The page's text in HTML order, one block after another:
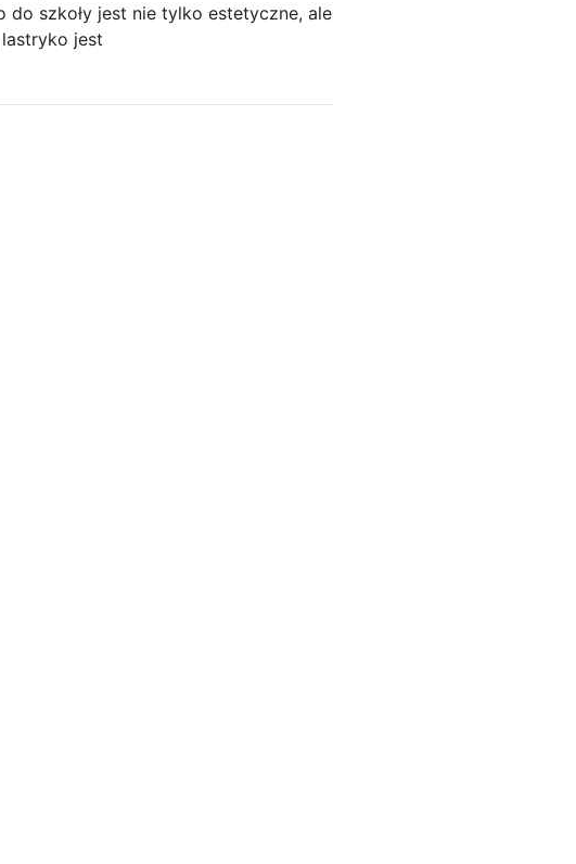
szkoły jest nie tylko estetyczne, ale
jest